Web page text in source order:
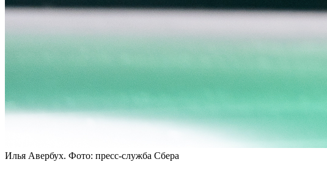
Илья Авербух. Фото: пресс-служба Сбера